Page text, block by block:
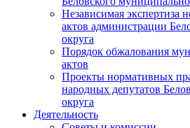
Независимая экспертиза
актов администрации
округа
Порядок обжалования
актов
Проекты нормативных
народных депутатов
округа
Деятельность